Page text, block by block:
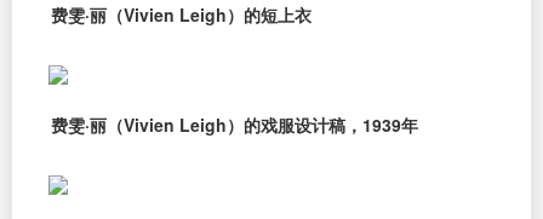
费雯·丽（Vivien Leigh）的短上衣
费雯·丽（Vivien Leigh）的戏服设计稿，1939年